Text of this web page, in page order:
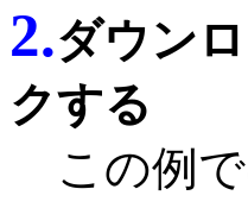
2.ダウン
クする
この例